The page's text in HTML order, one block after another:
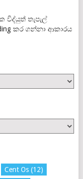
විද්යුත් තැපැල්
කර ගන්නා ආකාරය
Cent Os(12)